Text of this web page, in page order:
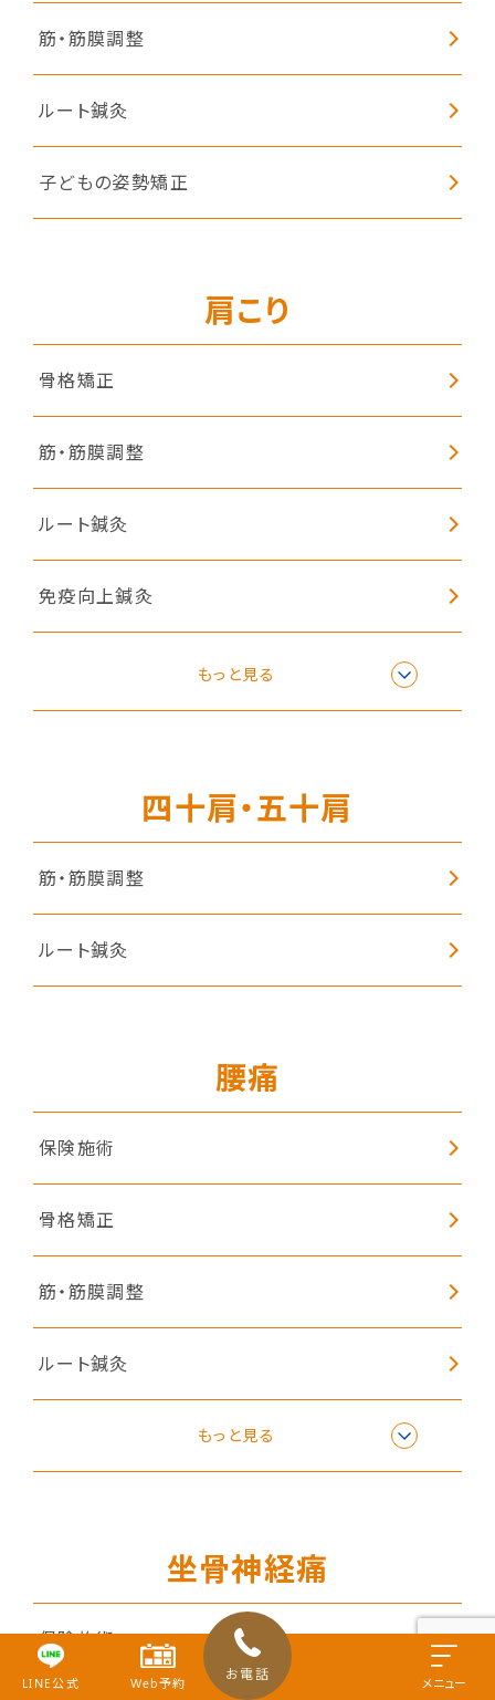
LINE公式 Web予約
お電話
メニュー
筋・筋膜調整
ルート鍼灸
子どもの姿勢矯正
肩こり
骨格矯正
筋・筋膜調整
ルート鍼灸
免疫向上鍼灸
もっと見る
四十肩・五十肩
筋・筋膜調整
ルート鍼灸
腰痛
保険施術
骨格矯正
筋・筋膜調整
ルート鍼灸
もっと見る
坐骨神経痛
保険施術